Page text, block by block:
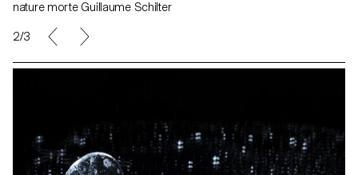
nature morte Guillaume Schilter
3/3